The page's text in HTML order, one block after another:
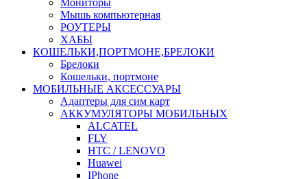
Мониторы
Мышь компьютерная
РОУТЕРЫ
ХАБЫ
КОШЕЛЬКИ,ПОРТМОНЕ,БРЕЛОКИ
Брелоки
Кошельки, портмоне
МОБИЛЬНЫЕ АКСЕССУАРЫ
Адаптеры для сим карт
АККУМУЛЯТОРЫ МОБИЛЬНЫХ
ALCATEL
FLY
HTC / LENOVO
Huawei
IPhone